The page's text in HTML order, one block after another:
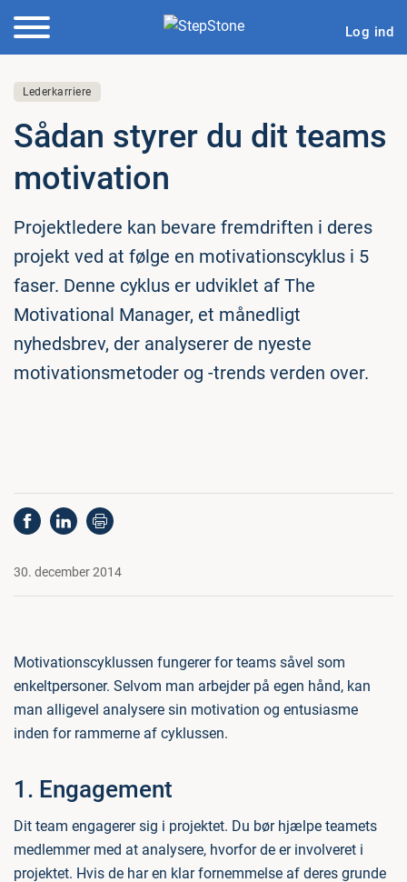
Log ind
Lederkarriere
Sådan styrer du dit teams
mo­ti­va­tion
Projektledere kan bevare fremdriften i deres
projekt ved at følge en motivationscyklus i 5
faser. Denne cyklus er udviklet af The
Motivational Manager, et månedligt
nyhedsbrev, der analyserer de nyeste
motivationsmetoder og -trends verden over.
30. december 2014
Motivationscyklussen fungerer for teams såvel som
enkeltpersoner. Selvom man arbejder på egen hånd, kan
man alligevel analysere sin motivation og entusiasme
inden for rammerne af cyklussen.
1. Engagement
Dit team engagerer sig i projektet. Du bør hjælpe teamets
medlemmer med at analysere, hvorfor de er involveret i
projektet. Hvis de har en klar fornemmelse af deres grunde